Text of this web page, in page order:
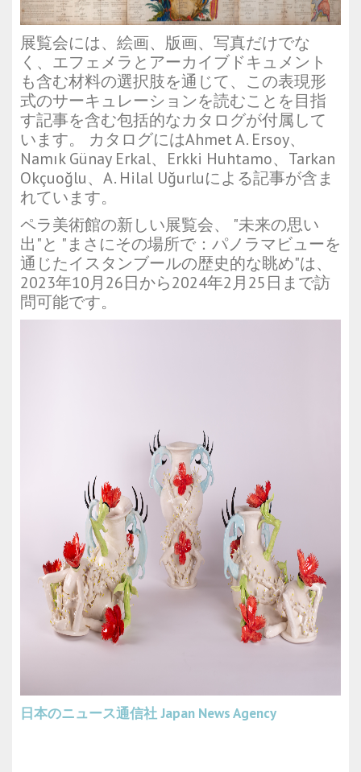
展覧会には、絵画、版画、写真だけでな
く、エフェメラとアーカイブドキュメント
も含む材料の選択肢を通じて、この表現形
式のサーキュレーションを読むことを目指
す記事を含む包括的なカタログが付属して
います。 カタログにはAhmet A. Ersoy、
Namık Günay Erkal、Erkki Huhtamo、Tarkan
Okçuoğlu、A. Hilal Uğurluによる記事が含ま
れています。
ペラ美術館の新しい展覧会、 "未来の思い
出"と "まさにその場所で：パノラマビューを
通じたイスタンブールの歴史的な眺め"は、
2023年10月26日から2024年2月25日まで訪
問可能です。
日本のニュース通信社 Japan News Agency